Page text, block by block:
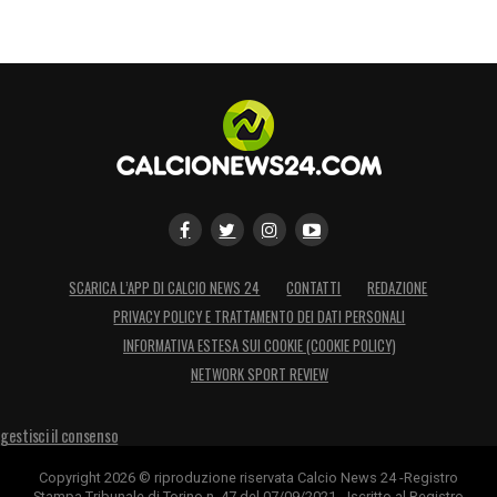
SCARICA L’APP DI CALCIO NEWS 24 CONTATTI
REDAZIONE
PRIVACY POLICY E TRATTAMENTO DEI DATI PERSONALI
INFORMATIVA ESTESA SUI COOKIE (COOKIE POLICY)
NETWORK SPORT REVIEW
gestisci il consenso
Copyright 2026 © riproduzione riservata Calcio News 24 -Registro